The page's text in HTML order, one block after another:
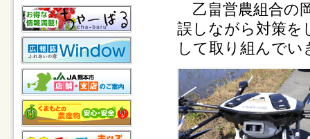
乙畠営農組合の
誤しながら対策を
して取り組んで